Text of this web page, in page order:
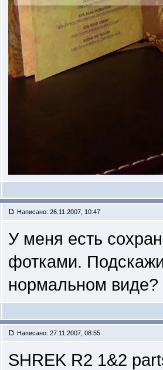
Написано: 26.11.2007, 10:47
У меня есть
фотками.
нормальном
Написано: 27.11.2007, 08:55
SHREK R2 1&2